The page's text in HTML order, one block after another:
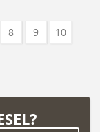
8 9
10